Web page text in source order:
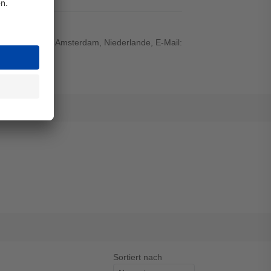
5, 1101 BA Amsterdam, Niederlande, E-Mail:
Sortiert nach